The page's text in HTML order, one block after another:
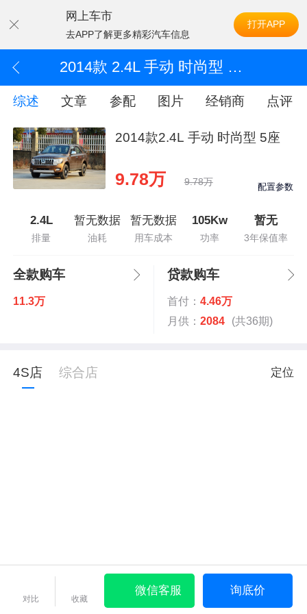
网上车市
去APP了解更多精彩汽车信息
打开APP
2014款 2.4L 手动 时尚型 5座
综述 文章 参配 图片 经销商 点评
2014款2.4L 手动 时尚型 5座
9.78万 9.78万 配置参数
2.4L
排量
暂无数据
油耗
暂无数据
用车成本
105Kw
功率
暂无
3年保值率
全款购车
11.3万
贷款购车
首付： 4.46万
月供： 2084 (共36期)
4S店 综合店 定位
对比 收藏
微信客服 询底价